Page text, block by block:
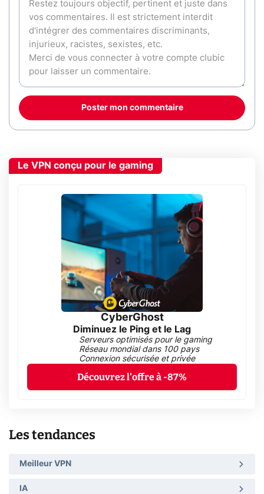
Poster mon commentaire
Le VPN conçu pour le gaming
CyberGhost
Diminuez le Ping et le Lag
Serveurs optimisés pour le gaming
Réseau mondial dans 100 pays
Connexion sécurisée et privée
Découvrez l'offre à -87%
Les tendances
Meilleur VPN
IA